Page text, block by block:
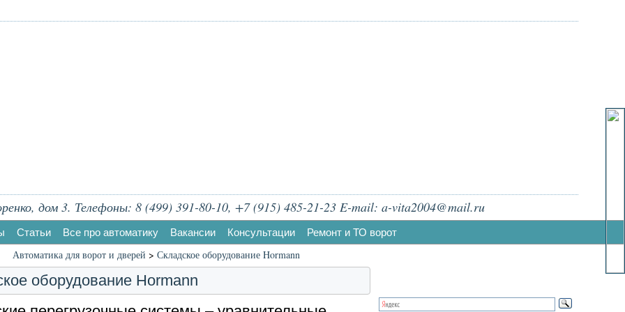
дом 3. Телефоны: 8 (499) 391-80-10, +7 (915) 485-21-23 E-mail: a-vita2004@mail.ru
Статьи Все про автоматику Вакансии Консультации Ремонт и ТО ворот
Автоматика для ворот и дверей > Складское оборудование Hormann
оборудование Hormann